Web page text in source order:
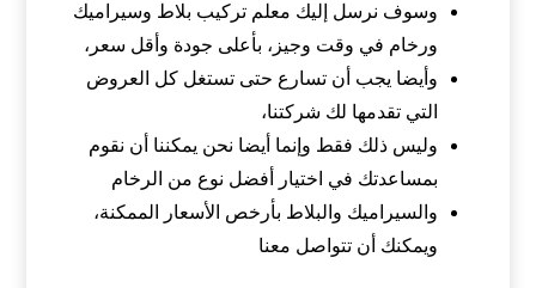
وسوف نرسل إليك معلم تركيب بلاط وسيراميك
ورخام في وقت وجيز، بأعلى جودة وأقل سعر،
وأيضا يجب أن تسارع حتى تستغل كل العروض
التي تقدمها لك شركتنا،
وليس ذلك فقط وإنما أيضا نحن يمكننا أن نقوم
بمساعدتك في اختيار أفضل نوع من الرخام
والسيراميك والبلاط بأرخص الأسعار الممكنة،
ويمكنك أن تتواصل معنا